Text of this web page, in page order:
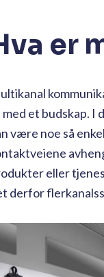
er
med et budskap. I
være noe så
eller
derfor